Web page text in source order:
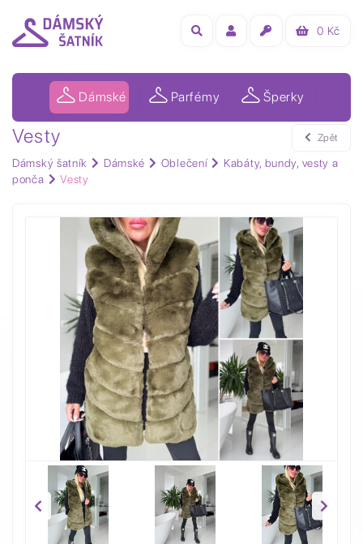
0 Kč
Dámské Parfémy Šperky
Vesty
Dámský šatník Dámské Oblečení
Kabáty, bundy, vesty a
ponča
Vesty
Zpět